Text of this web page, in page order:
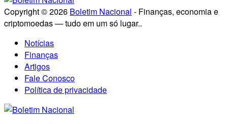
Copyright © 2026 Boletim Nacional - Finanças, economia e
criptomoedas — tudo em um só lugar..
Notícias
Finanças
Artigos
Fale Conosco
Política de privacidade